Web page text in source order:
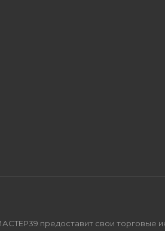
предоставит свои торговые